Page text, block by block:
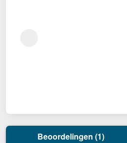
Beoordelingen (1)